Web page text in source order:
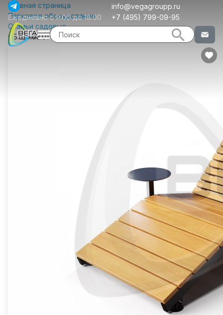
info@vegagroupp.ru
Ежедневно с 9:00 до 18:00
+7 (495) 799-09-95
Главная страница
Парковое оборудование
Скамьи садовые
СБ.ШЭ.03.01